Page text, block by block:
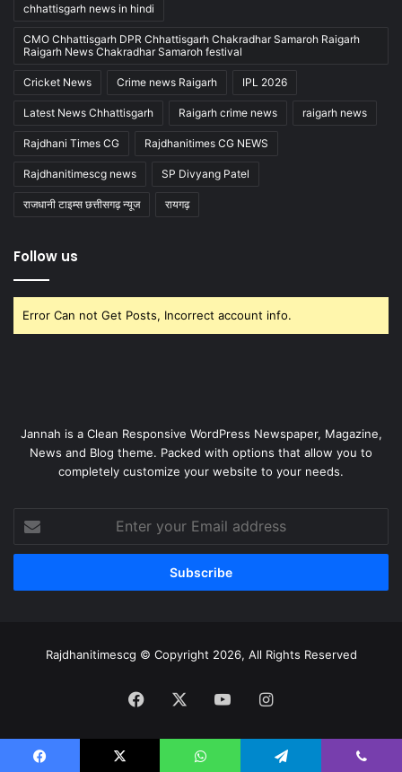
chhattisgarh news in hindi
CMO Chhattisgarh DPR Chhattisgarh Chakradhar Samaroh Raigarh
Raigarh News Chakradhar Samaroh festival
Cricket News Crime news Raigarh IPL 2026
Latest News Chhattisgarh Raigarh crime news raigarh news
Rajdhani Times CG Rajdhanitimes CG NEWS
Rajdhanitimescg news SP Divyang Patel
राजधानी टाइम्स छत्तीसगढ़ न्यूज रायगढ़
Follow us
Error Can not Get Posts, Incorrect account info.
Jannah is a Clean Responsive WordPress Newspaper, Magazine,
News and Blog theme. Packed with options that allow you to
completely customize your website to your needs.
your
Email
Rajdhanitimescg © Copyright 2026, All Rights Reserved
Facebook YouTubeInstagram